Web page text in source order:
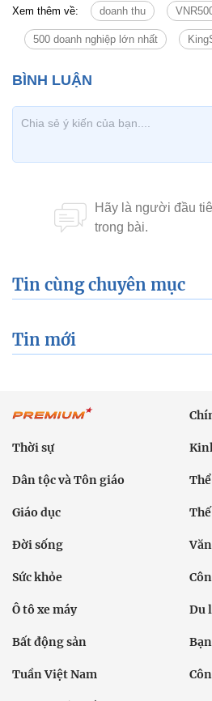
Xem thêm về: doanh thu
500 doanh nghiệp lớn nhất
Tin cùng chuyên mục
Tin mới
Thời sự
Dân tộc và Tôn giáo
Giáo dục
Đời sống
Sức khỏe
Ô tô xe máy Du
Bất động sản
Tuần Việt Nam